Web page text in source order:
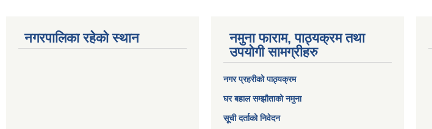
नगरपालिका रहेको स्थान
नमुना फाराम, पाठ्यक्रम तथा
उपयोगी सामग्रीहरु
नगर प्रहरीको पाठ्यक्रम
घर बहाल सम्झौताको नमुना
सूची दर्ताको निवेदन